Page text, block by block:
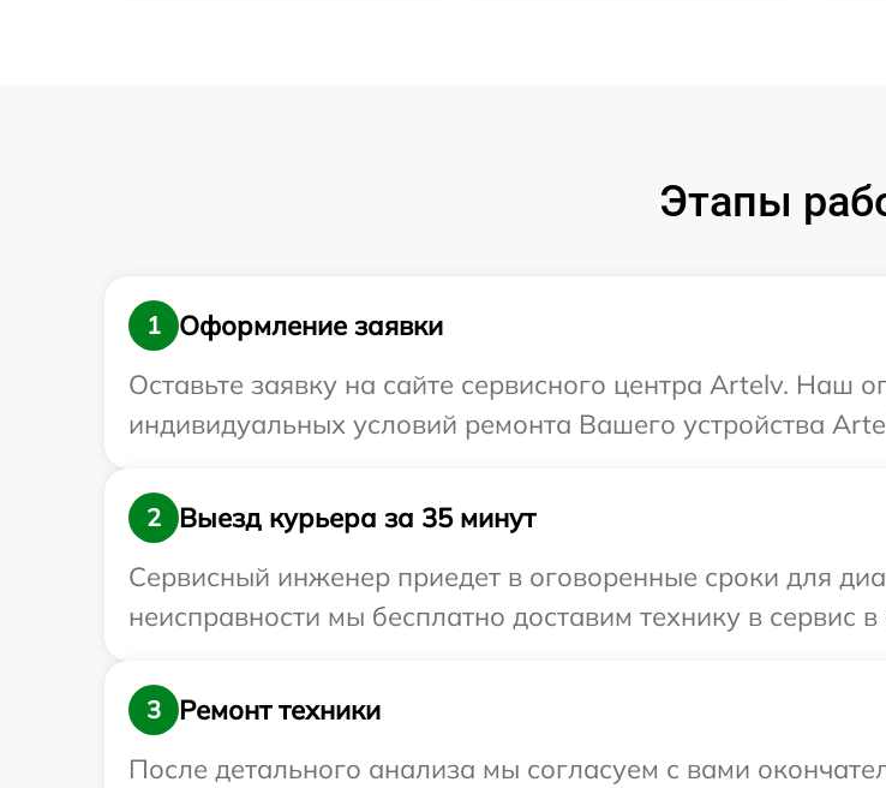
Этапы
1
Оформление заявки
Оставьте заявку на сайте сервисного центра Artelv. Наш
индивидуальных условий ремонта Вашего устройства
2
Выезд курьера за 35 минут
Сервисный инженер приедет в оговоренные сроки для
неисправности мы бесплатно доставим технику в сервис
3
Ремонт техники
После детального анализа мы согласуем с вами